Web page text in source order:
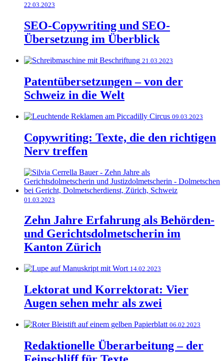
22.03.2023
SEO-Copywriting und SEO-
Übersetzung im Überblick
21.03.2023
Patentübersetzungen – von der
Schweiz in die Welt
09.03.2023
Copywriting: Texte, die den richtigen
Nerv treffen
01.03.2023
Zehn Jahre Erfahrung als Behörden-
und Gerichtsdolmetscherin im
Kanton Zürich
14.02.2023
Lektorat und Korrektorat: Vier
Augen sehen mehr als zwei
06.02.2023
Redaktionelle Überarbeitung – der